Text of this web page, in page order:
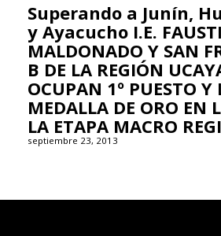
Superando a Junín,
y Ayacucho I.E.
MALDONADO Y SAN
B DE LA REGIÓN
OCUPAN 1º PUESTO Y
MEDALLA DE ORO EN
LA ETAPA MACRO
septiembre 23, 2013